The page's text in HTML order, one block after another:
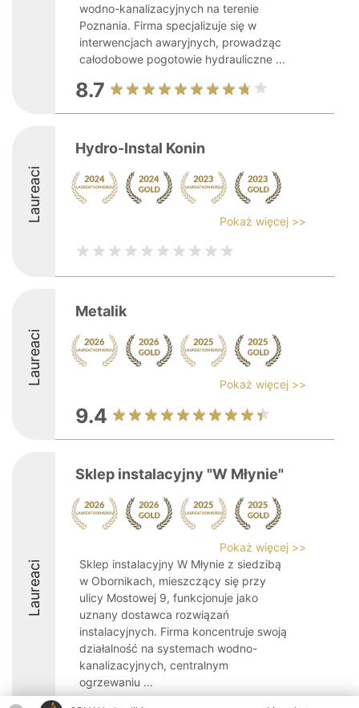
wodno-kanalizacyjnych na terenie
Poznania. Firma specjalizuje się w
interwencjach awaryjnych, prowadząc
całodobowe pogotowie hydrauliczne ...
8.7
Laureaci
Hydro-Instal Konin
Pokaż więcej >>
Laureaci
Metalik
Pokaż więcej >>
9.4
Laureaci
Sklep instalacyjny "W Młynie"
Pokaż więcej >>
Sklep instalacyjny W Młynie z siedzibą
w Obornikach, mieszczący się przy
ulicy Mostowej 9, funkcjonuje jako
uznany dostawca rozwiązań
instalacyjnych. Firma koncentruje swoją
działalność na systemach wodno-
kanalizacyjnych, centralnym
ogrzewaniu ...